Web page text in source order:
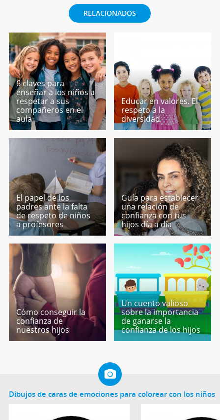
RELACIONADOS
6 claves para
enseñar a los niños a
respetar a sus
compañeros en el
aula
Educar en valores. El
respeto a la
diversidad
El papel de los
padres ante la falta
de respeto de niños
a profesores
Guía para establecer
una relación de
confianza con tus
hijos día a día
Cómo conseguir la
confianza de
nuestros hijos
Un cuento valioso
sobre la importancia
de ganarse la
confianza de los hijos
Dibujos de caras de emociones para colorear con los niños